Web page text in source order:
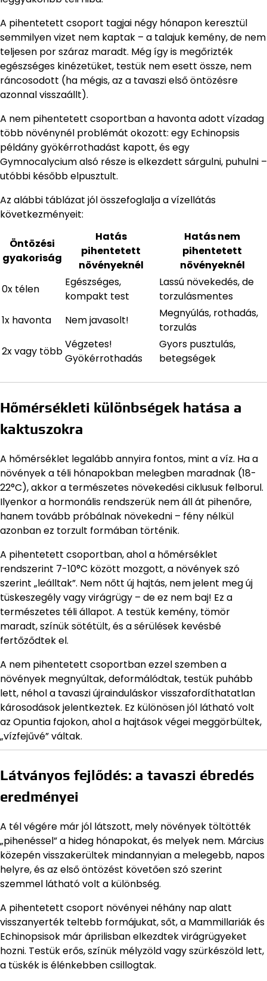
A pihentetett csoport tagjai négy hónapon keresztül
semmilyen vizet nem kaptak – a talajuk kemény, de nem
teljesen por száraz maradt. Még így is megőrizték
egészséges kinézetüket, testük nem esett össze, nem
ráncosodott (ha mégis, az a tavaszi első öntözésre
azonnal visszaállt).
A nem pihentetett csoportban a havonta adott vízadag
több növénynél problémát okozott: egy Echinopsis
példány gyökérrothadást kapott, és egy
Gymnocalycium alsó része is elkezdett sárgulni, puhulni –
utóbbi később elpusztult.
Az alábbi táblázat jól összefoglalja a vízellátás
következményeit:
Öntözési
gyakoriság
Hatás
pihentetett
növényeknél
Hatás nem
pihentetett
növényeknél
0x télen
Egészséges,
kompakt test
Lassú növekedés, de
torzulásmentes
1x havonta
Nem javasolt!
Megnyúlás, rothadás,
torzulás
2x vagy több
Végzetes!
Gyökérrothadás
Gyors pusztulás,
betegségek
Hőmérsékleti különbségek hatása a
kaktuszokra
A hőmérséklet legalább annyira fontos, mint a víz. Ha a
növények a téli hónapokban melegben maradnak (18-
22°C), akkor a természetes növekedési ciklusuk felborul.
Ilyenkor a hormonális rendszerük nem áll át pihenőre,
hanem tovább próbálnak növekedni – fény nélkül
azonban ez torzult formában történik.
A pihentetett csoportban, ahol a hőmérséklet
rendszerint 7-10°C között mozgott, a növények szó
szerint „leálltak”. Nem nőtt új hajtás, nem jelent meg új
tüskeszegély vagy virágrügy – de ez nem baj! Ez a
természetes téli állapot. A testük kemény, tömör
maradt, színük sötétült, és a sérülések kevésbé
fertőződtek el.
A nem pihentetett csoportban ezzel szemben a
növények megnyúltak, deformálódtak, testük puhább
lett, néhol a tavaszi újrainduláskor visszafordíthatatlan
károsodások jelentkeztek. Ez különösen jól látható volt
az Opuntia fajokon, ahol a hajtások végei meggörbültek,
„vízfejűvé” váltak.
Látványos fejlődés: a tavaszi ébredés
eredményei
A tél végére már jól látszott, mely növények töltötték
„pihenéssel” a hideg hónapokat, és melyek nem. Március
közepén visszakerültek mindannyian a melegebb, napos
helyre, és az első öntözést követően szó szerint
szemmel látható volt a különbség.
A pihentetett csoport növényei néhány nap alatt
visszanyerték teltebb formájukat, sőt, a Mammillariák és
Echinopsisok már áprilisban elkezdtek virágrügyeket
hozni. Testük erős, színük mélyzöld vagy szürkészöld lett,
a tüskék is élénkebben csillogtak.